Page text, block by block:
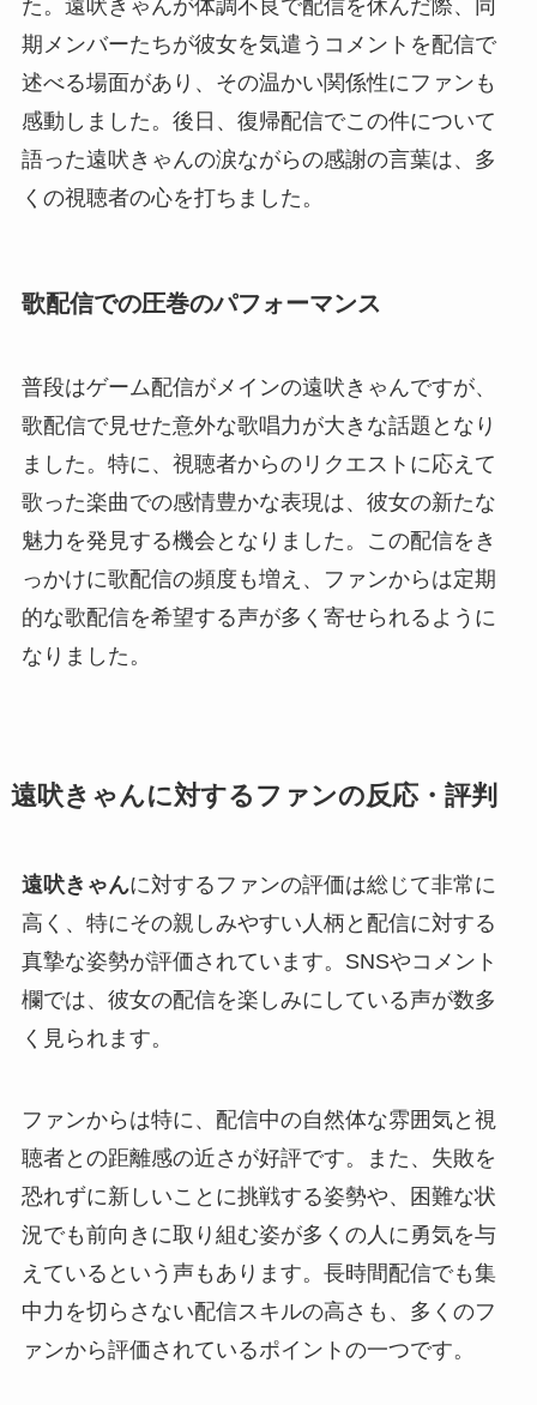
た。遠吠きゃんが体調不良で配信を休んだ際、同
期メンバーたちが彼女を気遣うコメントを配信で
述べる場面があり、その温かい関係性にファンも
感動しました。後日、復帰配信でこの件について
語った遠吠きゃんの涙ながらの感謝の言葉は、多
くの視聴者の心を打ちました。
歌配信での圧巻のパフォーマンス
普段はゲーム配信がメインの遠吠きゃんですが、
歌配信で見せた意外な歌唱力が大きな話題となり
ました。特に、視聴者からのリクエストに応えて
歌った楽曲での感情豊かな表現は、彼女の新たな
魅力を発見する機会となりました。この配信をき
っかけに歌配信の頻度も増え、ファンからは定期
的な歌配信を希望する声が多く寄せられるように
なりました。
遠吠きゃんに対するファンの反応・評判
遠吠きゃんに対するファンの評価は総じて非常に
高く、特にその親しみやすい人柄と配信に対する
真摯な姿勢が評価されています。SNSやコメント
欄では、彼女の配信を楽しみにしている声が数多
く見られます。
ファンからは特に、配信中の自然体な雰囲気と視
聴者との距離感の近さが好評です。また、失敗を
恐れずに新しいことに挑戦する姿勢や、困難な状
況でも前向きに取り組む姿が多くの人に勇気を与
えているという声もあります。長時間配信でも集
中力を切らさない配信スキルの高さも、多くのフ
ァンから評価されているポイントの一つです。